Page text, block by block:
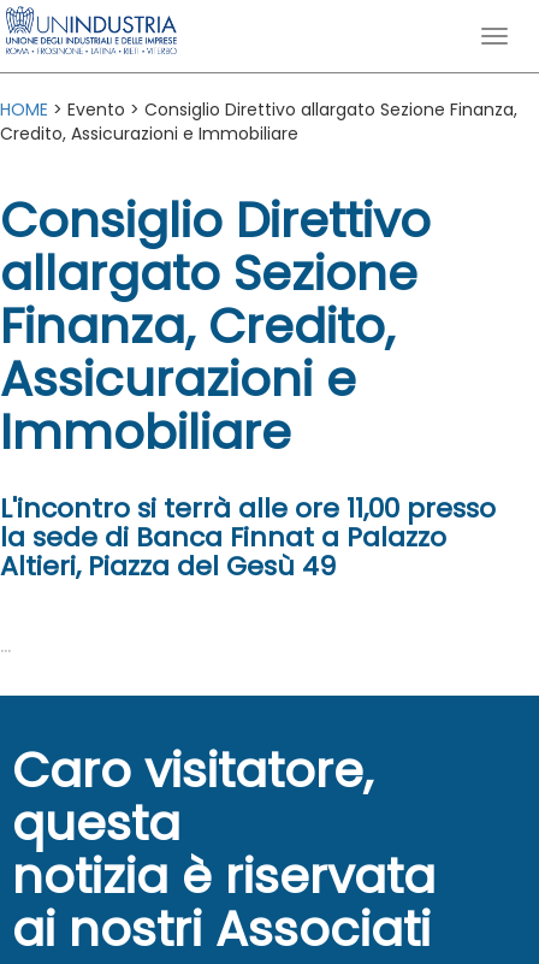
HOME > Evento > Consiglio Direttivo allargato Sezione Finanza,
Credito, Assicurazioni e Immobiliare
Consiglio Direttivo
allargato Sezione
Finanza, Credito,
Assicurazioni e
Immobiliare
L'incontro si terrà alle ore 11,00 presso
la sede di Banca Finnat a Palazzo
Altieri, Piazza del Gesù 49
...
Caro visitatore,
questa
notizia è riservata
ai nostri Associati